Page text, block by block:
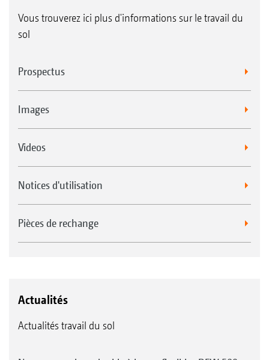
Vous trouverez ici plus d'informations sur le travail du
sol
Prospectus
Images
Videos
Notices d'utilisation
Pièces de rechange
Actualités
Actualités travail du sol